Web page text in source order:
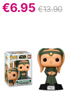
€6.95 €13.90